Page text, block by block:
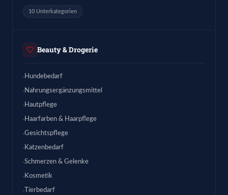
10 Unterkategorien
Beauty & Drogerie
Hundebedarf
Nahrungsergänzungsmittel
Hautpflege
Haarfarben & Haarpflege
Gesichtspflege
Katzenbedarf
Schmerzen & Gelenke
Kosmetik
Tierbedarf